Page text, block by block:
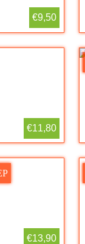
€9,50
€11,80
€13,90